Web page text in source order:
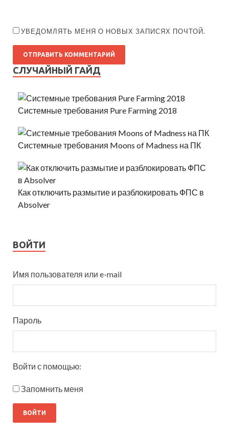
УВЕДОМЛЯТЬ МЕНЯ О НОВЫХ ЗАПИСЯХ ПОЧТОЙ.
СЛУЧАЙНЫЙ ГАЙД
Системные требования Pure Farming 2018
Системные требования Moons of Madness на ПК
Как отключить размытие и разблокировать ФПС в
Absolver
ВОЙТИ
Имя пользователя или e-mail
Пароль
Войти с помощью:
Запомнить меня